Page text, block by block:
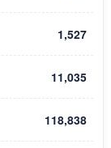
1,527
11,035
118,838